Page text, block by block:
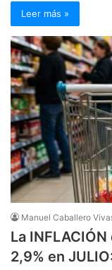
Leer más »
Manuel Caballero
La INFLACIÓN
2,9% en